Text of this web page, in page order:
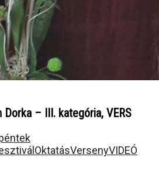
Dorka – III. kategória, VERS
OktatásVersenyVIDEÓ